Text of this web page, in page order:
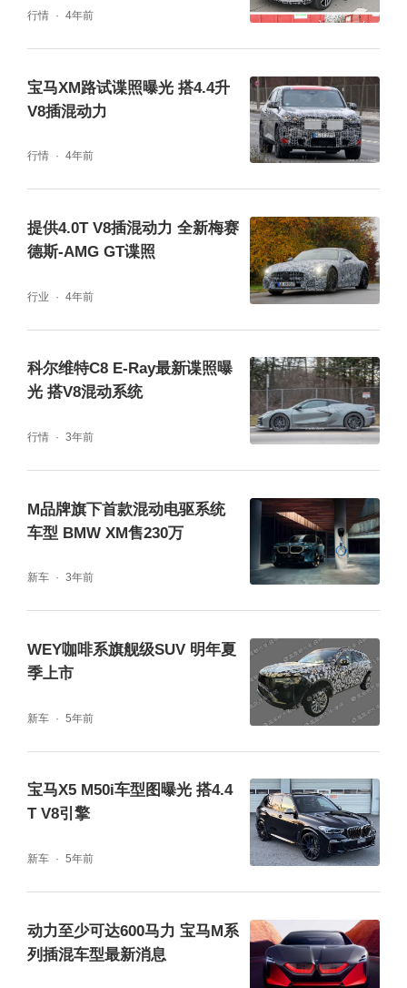
行情 4年前
宝马XM路试谍照曝光 搭4.4升
V8插混动力
行情 4年前
提供4.0T V8插混动力 全新梅赛
德斯-AMG GT谍照
行业 4年前
科尔维特C8 E-Ray最新谍照曝
光 搭V8混动系统
行情 3年前
M品牌旗下首款混动电驱系统
车型 BMW XM售230万
新车 3年前
WEY咖啡系旗舰级SUV 明年夏
季上市
新车 5年前
宝马X5 M50i车型图曝光 搭4.4
T V8引擎
新车 5年前
动力至少可达600马力 宝马M系
列插混车型最新消息